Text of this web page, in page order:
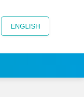
ENGLISH